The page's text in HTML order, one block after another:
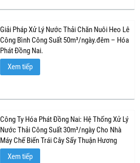
Giải Pháp Xử Lý Nước Thải Chăn Nuôi Heo Lê
Công Bình Công Suất 50m³/ngày.đêm – Hóa
Phát Đồng Nai.
Xem tiếp
Công Ty Hóa Phát Đồng Nai: Hệ Thống Xử Lý
Nước Thải Công Suất 30m³/ngày Cho Nhà
Máy Chế Biến Trái Cây Sấy Thuận Hương
Xem tiếp